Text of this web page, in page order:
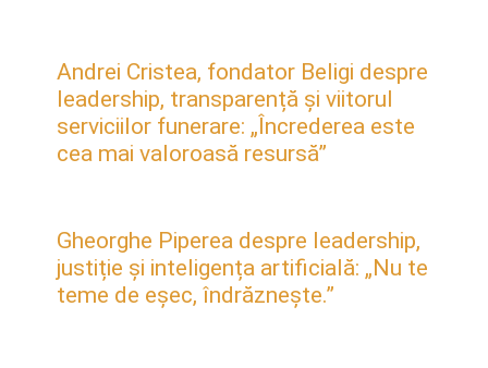
Andrei Cristea, fondator Beligi despre
leadership, transparență și viitorul
serviciilor funerare: „Încrederea este
cea mai valoroasă resursă”
Gheorghe Piperea despre leadership,
justiție și inteligența artificială: „Nu te
teme de eșec, îndrăznește.”